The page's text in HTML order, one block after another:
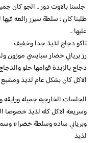
جلسنا بالاوت دور .. الجو كان
طلبنا كان : سلطة سيزر رائعه
عليها ..
تاكو دجاج لذيذ جدا وخفيف
رز برياني خضار سبايسي موزون
دجاج بالزبدة قوامها حلو
الاكل كان بشكل عام لذيذ ومشبع
الجلسات الخارجيه جميله
وسريعة الاكل كله لذيذ خصوصا
وبرياني ساده وسلطة خضراء
لذيذ